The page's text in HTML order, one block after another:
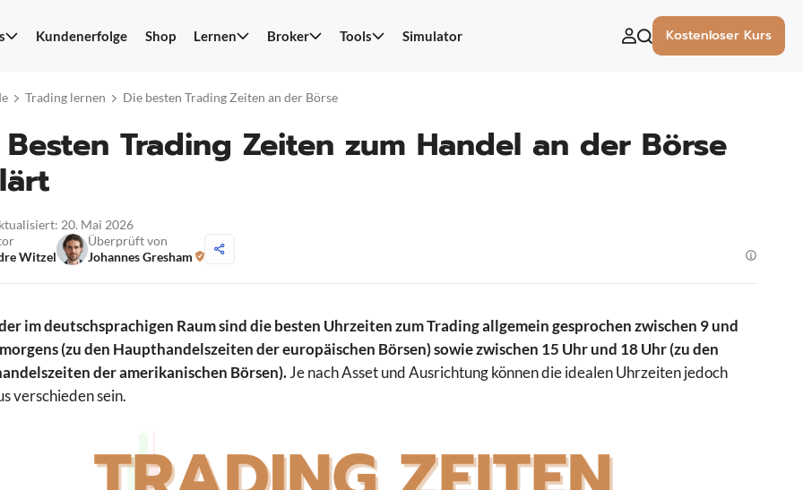
Kundenerfolge Shop Lernen Broker Tools Simulator Kostenloser Kurs
Trading lernen Die besten Trading Zeiten an der Börse
Trading Zeiten zum Handel an der Börse
20. Mai 2026
Witzel
Überprüft von
Johannes Gresham
im deutschsprachigen Raum sind die besten Uhrzeiten zum Trading allgemein gesprochen zwischen 9 und
(zu den Haupthandelszeiten der europäischen Börsen) sowie zwischen 15 Uhr und 18 Uhr (zu den
der amerikanischen Börsen).Je nach Asset und Ausrichtung können die idealen Uhrzeiten jedoch
verschieden sein.